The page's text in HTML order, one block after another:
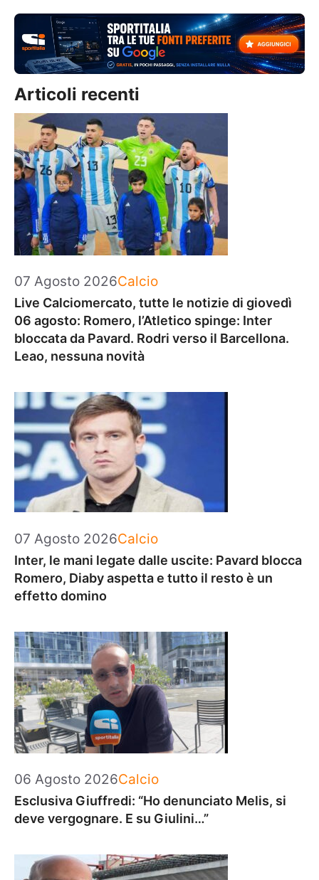
Articoli recenti
07 Agosto 2026Categorie
Calcio
Live Calciomercato, tutte le notizie di giovedì
06 agosto: Romero, l’Atletico spinge: Inter
bloccata da Pavard. Rodri verso il Barcellona.
Leao, nessuna novità
07 Agosto 2026Categorie
Calcio
Inter, le mani legate dalle uscite: Pavard blocca
Romero, Diaby aspetta e tutto il resto è un
effetto domino
06 Agosto 2026Categorie
Calcio
Esclusiva Giuffredi: “Ho denunciato Melis, si
deve vergognare. E su Giulini…”